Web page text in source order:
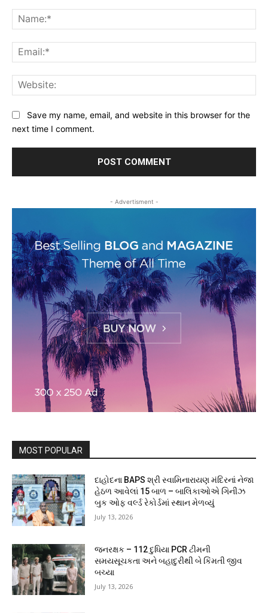
Save my name, email, and website in this browser for the
next time I comment.
- Advertisment -
MOST POPULAR
દાહોદના BAPS શ્રી સ્વામિનારાયણ મંદિરનાં નેજા
હેઠળ આવેલાં 15 બાળ – બાલિકાઓએ ગિનીઝ
બુક ઓફ વર્લ્ડ રેકોર્ડમાં સ્થાન મેળવ્યું
July 13, 2026
જનરક્ષક – 112 દુધિયા PCR ટીમની
સમયસૂચકતા અને બહાદુરીથી બે કિંમતી જીવ
બચ્યા
July 13, 2026